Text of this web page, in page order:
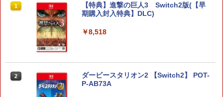
1
【特典】進撃の巨人3 Switch2版(【早
期購入封入特典】DLC)
￥8,518
2
ダービースタリオン2 【Switch2】 POT-
P-AB73A